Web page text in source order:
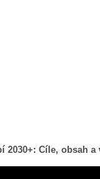
Cíle, obsah a